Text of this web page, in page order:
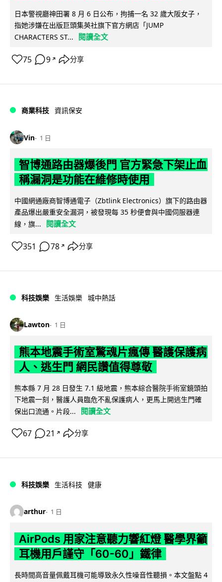
日本警視廳神田署 8 月 6 日公布，拘捕一名 32 歲大阪女子，
指她涉嫌在出版巨頭集英社旗下官方網店「JUMP
CHARACTERS ST...
閱讀全文
75 9 ↗ 分享
商業科技 資訊保安
Vin 1 日
智博通路由器爆後門 官方緊急下架止血
稱漏洞是功能在維修時使用
中國網通廠商智博通電子（Zbtlink Electronics）旗下的路由器
產品爆出嚴重安全漏洞，被發現每 35 秒便會與中國伺服器連
線，旗...
閱讀全文
351 78 ↗ 分享
科技娛樂 生活娛樂 城中熱話
Lawton 1 日
熊本地震手術室驚魂片瘋傳 醫護保護病
人、逃生門 網民讚值得尊敬
熊本縣 7 月 28 日發生 7.1 級地震，熊本綜合醫院手術室鏡頭拍
下地震一刻，醫護人員臨危不亂保護病人，更馬上開逃生門確
保出口流通。片段...
閱讀全文
67 21 ↗ 分享
科技娛樂 生活科技 健康
arthur 1 日
AirPods 用家注意聽力響紅燈 醫學界籲
耳機用戶謹守「60-60」鐵律
長時間高音量佩戴耳機可能導致永久性噪音性聽損。本文盤點 4